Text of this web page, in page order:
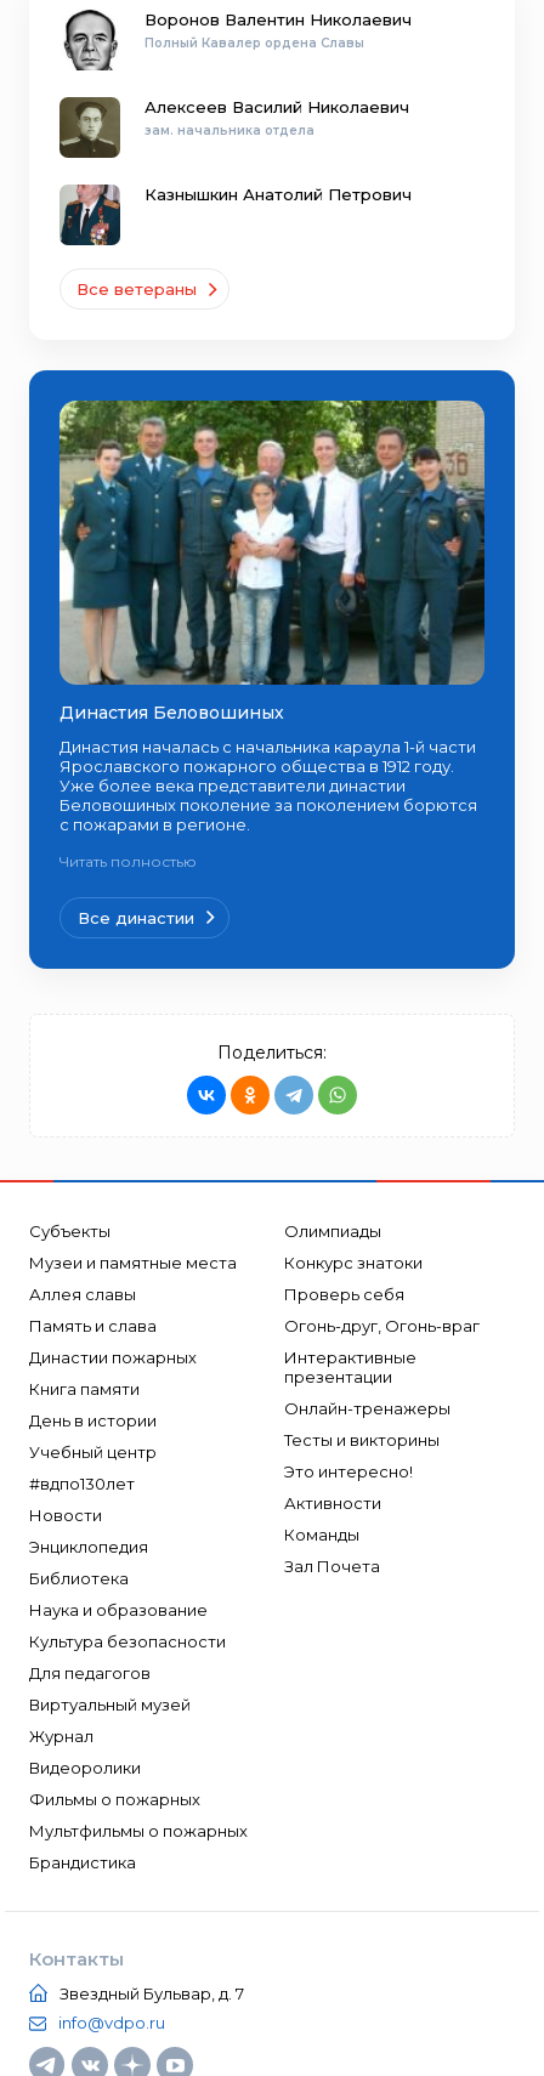
Воронов Валентин Николаевич
Полный Кавалер ордена Славы
Алексеев Василий Николаевич
зам. начальника отдела
Казнышкин Анатолий Петрович
Все ветераны
Династия Беловошиных
Династия началась с начальника караула 1-й части
Ярославского пожарного общества в 1912 году.
Уже более века представители династии
Беловошиных поколение за поколением борются
с пожарами в регионе.
Читать полностью
Все династии
Поделиться:
Субъекты
Музеи и памятные места
Аллея славы
Память и слава
Династии пожарных
Книга памяти
День в истории
Учебный центр
#вдпо130лет
Новости
Энциклопедия
Библиотека
Наука и образование
Культура безопасности
Для педагогов
Виртуальный музей
Журнал
Видеоролики
Фильмы о пожарных
Мультфильмы о пожарных
Брандистика
Олимпиады
Конкурс знатоки
Проверь себя
Огонь-друг, Огонь-враг
Интерактивные
презентации
Онлайн-тренажеры
Тесты и викторины
Это интересно!
Активности
Команды
Зал Почета
Контакты
Звездный Бульвар, д. 7
info@vdpo.ru